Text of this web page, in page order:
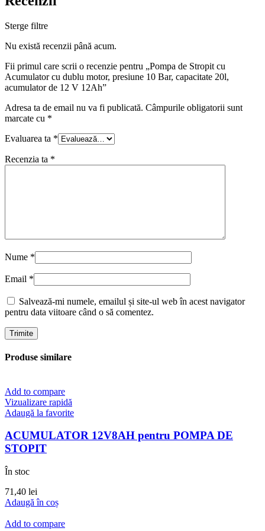
Sterge filtre
Nu există recenzii până acum.
Fii primul care scrii o recenzie pentru „Pompa de Stropit cu
Acumulator cu dublu motor, presiune 10 Bar, capacitate 20l,
acumulator de 12 V 12Ah”
Adresa ta de email nu va fi publicată. Câmpurile obligatorii sunt
marcate cu *
Evaluarea ta *
Recenzia ta *
Nume *
Email *
Salvează-mi numele, emailul și site-ul web în acest navigator
pentru data viitoare când o să comentez.
Produse similare
Add to compare
Vizualizare rapidă
Adaugă la favorite
ACUMULATOR 12V8AH pentru POMPA DE
STOPIT
În stoc
71,40 lei
Adaugă în coș
Add to compare